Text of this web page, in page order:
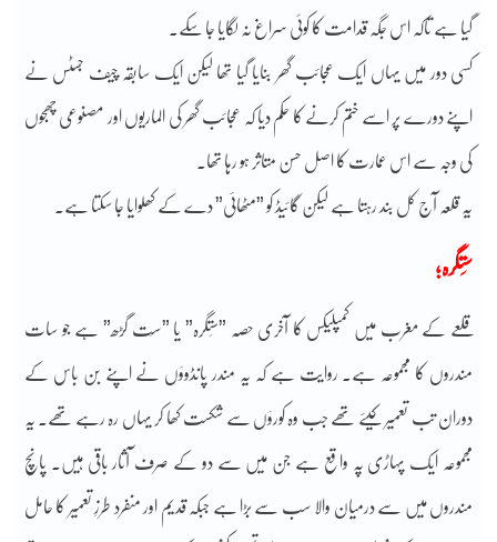
گیا ہے تاکہ اس جگہ قدامت کا کوئی سراغ نہ لگایا جا سکے۔
کسی دور میں یہاں ایک عجائب گھر بنایا گیا تھا لیکن ایک سابقہ چیف جسٹس نے
اپنے دورے پر اسے ختم کرنے کا حکم دیا کہ عجائب گھر کی الماریوں اور مصنوعی چھجوں
کی وجہ سے اس عمارت کا اصل حسن متاثر ہو رہا تھا۔
یہ قلعہ آج کل بند رہتا ہے لیکن گائیڈ کو ”مٹھائی” دے کے کھلوایا جا سکتا ہے۔
سَتگرہ؛
قلعے کے مغرب میں کمپلیکس کا آخری حصہ ”سَتگرہ” یا ”سَت گڑھ” ہے جو سات
مندروں کا مجموعہ ہے۔ روایت ہے کہ یہ مندر پانڈوؤں نے اپنے بن باس کے
دوران تب تعمیر کیئے تھے جب وہ کورؤں سے شکست کھا کر یہاں رہ رہے تھے۔ یہ
مجموعہ ایک پہاڑی پہ واقع ہے جن میں سے دو کے صرف آثار باقی ہیں۔ پانچ
مندروں میں سے درمیان والا سب سے بڑا ہے جبکہ قدیم اور منفرد طرزِ تعمیر کا حامل